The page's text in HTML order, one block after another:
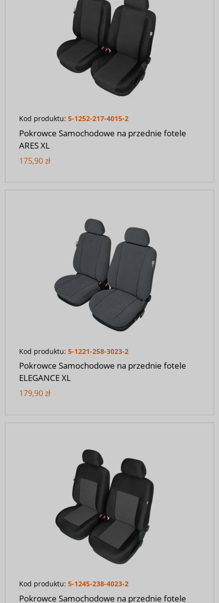
Kod produktu: 5-1252-217-4015-2
Pokrowce Samochodowe na przednie fotele
ARES XL
175,90 zł
Kod produktu: 5-1221-258-3023-2
Pokrowce Samochodowe na przednie fotele
ELEGANCE XL
179,90 zł
Kod produktu: 5-1245-238-4023-2
Pokrowce Samochodowe na przednie fotele